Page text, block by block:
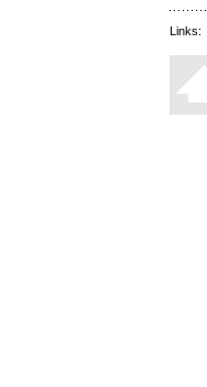
Links: